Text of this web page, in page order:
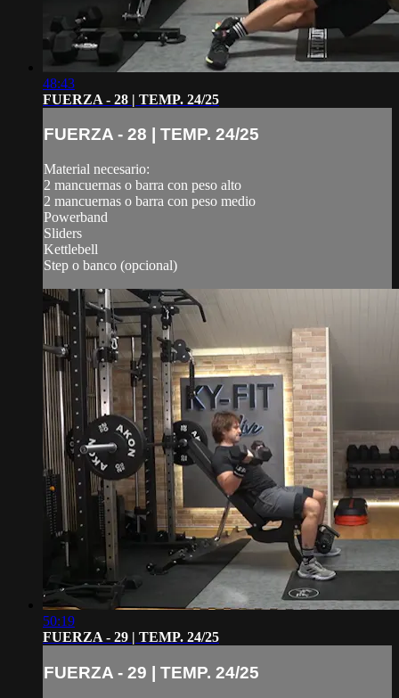
48:43
FUERZA - 28 | TEMP. 24/25
FUERZA - 28 | TEMP. 24/25
Material necesario:
2 mancuernas o barra con peso alto
2 mancuernas o barra con peso medio
Powerband
Sliders
Kettlebell
Step o banco (opcional)
50:19
FUERZA - 29 | TEMP. 24/25
FUERZA - 29 | TEMP. 24/25